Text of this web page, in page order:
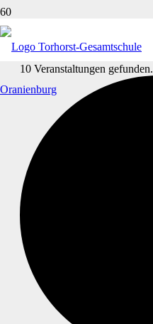
10 Veranstaltungen gefunden.